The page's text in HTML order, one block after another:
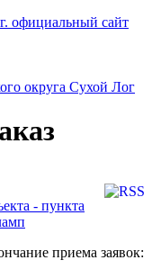
официальный сайт
округа Сухой Лог
- пункта
приема заявок: